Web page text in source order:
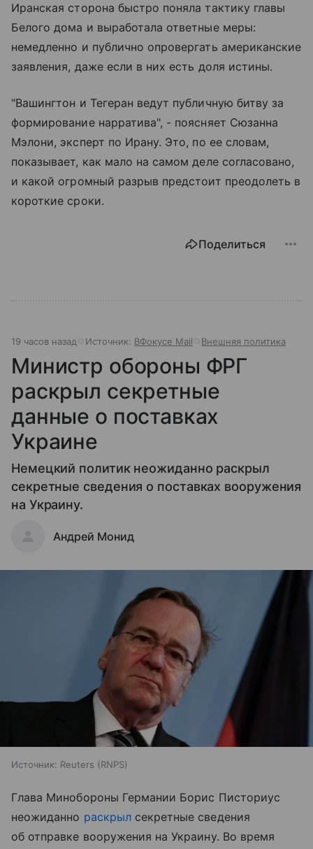
Иранская сторона быстро поняла тактику главы
Белого дома и выработала ответные меры:
немедленно и публично опровергать американские
заявления, даже если в них есть доля истины.
"Вашингтон и Тегеран ведут публичную битву за
формирование нарратива", - поясняет Сюзанна
Мэлони, эксперт по Ирану. Это, по ее словам,
показывает, как мало на самом деле согласовано,
и какой огромный разрыв предстоит преодолеть в
короткие сроки.
Поделиться
19 часов назад Источник: ВФокусе Mail Внешняя политика
Министр обороны ФРГ
раскрыл секретные
данные о поставках
Украине
Немецкий политик неожиданно раскрыл
секретные сведения о поставках вооружения
на Украину.
Андрей Монид
Источник: Reuters (RNPS)
Глава Минобороны Германии Борис Писториус
неожиданно раскрылсекретные сведения
об отправке вооружения на Украину. Во время